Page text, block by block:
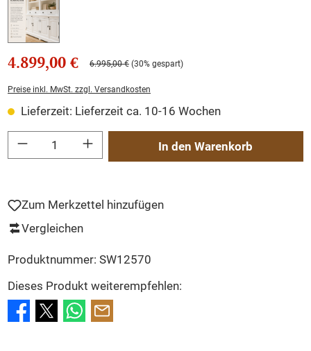
4.899,00 € 6.995,00 € (30% gespart)
Preise inkl. MwSt. zzgl. Versandkosten
Lieferzeit: Lieferzeit ca. 10-16 Wochen
Produkt Anzahl: Gib den gewünschten Wert ein oder benutze die Schaltflächen
In den Warenkorb
Zum Merkzettel hinzufügen
Vergleichen
Produktnummer: SW12570
Dieses Produkt weiterempfehlen: